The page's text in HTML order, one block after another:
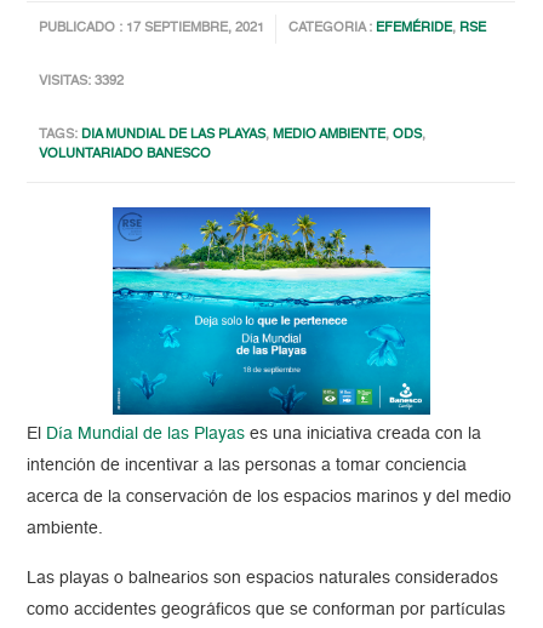
PUBLICADO : 17 SEPTIEMBRE, 2021 CATEGORIA : EFEMÉRIDE, RSE
VISITAS: 3392
TAGS:DIA MUNDIAL DE LAS PLAYAS,MEDIO AMBIENTE,ODS,
VOLUNTARIADO BANESCO
El Día Mundial de las Playas es una iniciativa creada con la
intención de incentivar a las personas a tomar conciencia
acerca de la conservación de los espacios marinos y del medio
ambiente.
Las playas o balnearios son espacios naturales considerados
como accidentes geográficos que se conforman por partículas